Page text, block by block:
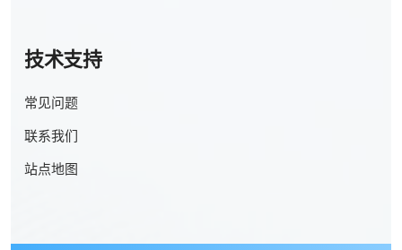
技术支持
常见问题
联系我们
站点地图